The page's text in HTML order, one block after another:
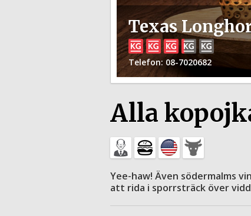
Texas
Telefon: 08-7020682
Alla
Yee-haw! Även södermalms
att rida i sporrsträck över